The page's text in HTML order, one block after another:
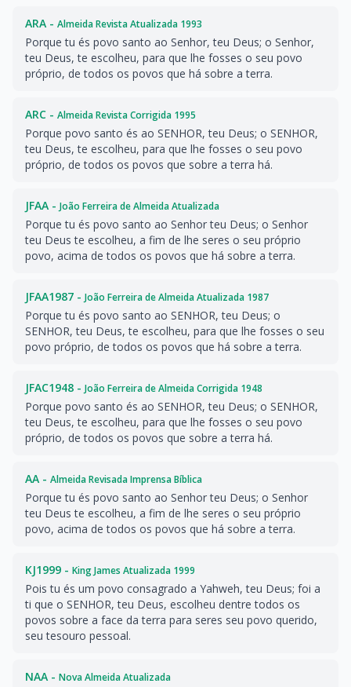
ARA - Almeida Revista Atualizada 1993
Porque tu és povo santo ao Senhor, teu Deus; o Senhor,
teu Deus, te escolheu, para que lhe fosses o seu povo
próprio, de todos os povos que há sobre a terra.
ARC - Almeida Revista Corrigida 1995
Porque povo santo és ao SENHOR, teu Deus; o SENHOR,
teu Deus, te escolheu, para que lhe fosses o seu povo
próprio, de todos os povos que sobre a terra há.
JFAA - João Ferreira de Almeida Atualizada
Porque tu és povo santo ao Senhor teu Deus; o Senhor
teu Deus te escolheu, a fim de lhe seres o seu próprio
povo, acima de todos os povos que há sobre a terra.
JFAA1987 - João Ferreira de Almeida Atualizada 1987
Porque tu és povo santo ao SENHOR, teu Deus; o
SENHOR, teu Deus, te escolheu, para que lhe fosses o seu
povo próprio, de todos os povos que há sobre a terra.
JFAC1948 - João Ferreira de Almeida Corrigida 1948
Porque povo santo és ao SENHOR, teu Deus; o SENHOR,
teu Deus, te escolheu, para que lhe fosses o seu povo
próprio, de todos os povos que sobre a terra há.
AA - Almeida Revisada Imprensa Bíblica
Porque tu és povo santo ao Senhor teu Deus; o Senhor
teu Deus te escolheu, a fim de lhe seres o seu próprio
povo, acima de todos os povos que há sobre a terra.
KJ1999 - King James Atualizada 1999
Pois tu és um povo consagrado a Yahweh, teu Deus; foi a
ti que o SENHOR, teu Deus, escolheu dentre todos os
povos sobre a face da terra para seres seu povo querido,
seu tesouro pessoal.
NAA - Nova Almeida Atualizada